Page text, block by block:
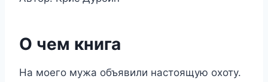
О чем книга
На моего мужа объявили настоящую охоту.